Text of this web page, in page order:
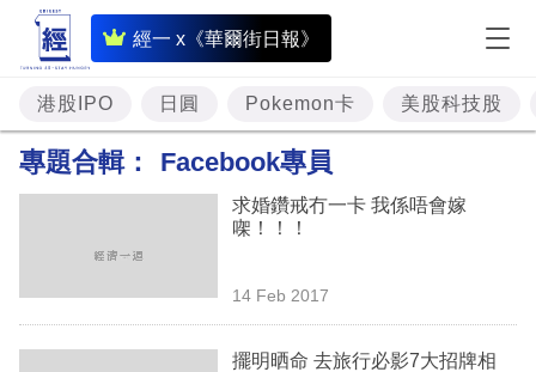
經一 x《華爾街日報》
即
時
財
經
資
樓
港股IPO 日圓 Pokemon卡 美股科技股
專題合輯： Facebook專員
求婚鑽戒冇一卡 我係唔會嫁
㗎！！！
14 Feb 2017
擺明晒命 去旅行必影7大招牌相